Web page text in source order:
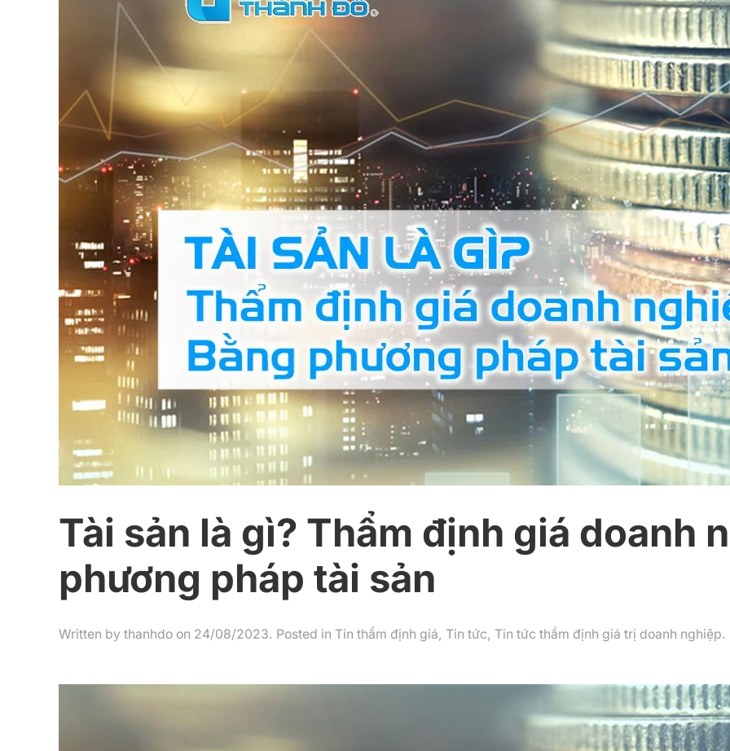
Tài sản là gì? Thẩm định giá doanh
phương pháp tài sản
Written by thanhdo on 24/08/2023. Posted in Tin thẩm định giá, Tin tức, Tin tức thẩm định giá trị doanh nghiệp.